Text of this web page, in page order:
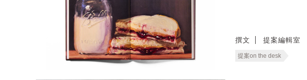
撰文 提案編輯室
提案on the desk